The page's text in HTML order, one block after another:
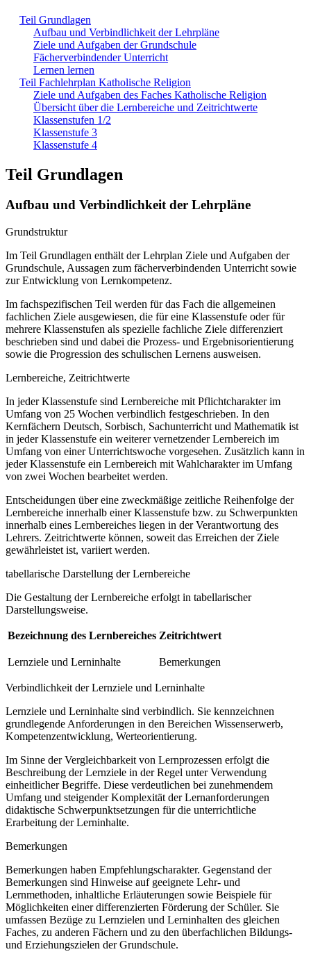
Teil Grundlagen
Aufbau und Verbindlichkeit der Lehrpläne
Ziele und Aufgaben der Grundschule
Fächerverbindender Unterricht
Lernen lernen
Teil Fachlehrplan Katholische Religion
Ziele und Aufgaben des Faches Katholische Religion
Übersicht über die Lernbereiche und Zeitrichtwerte
Klassenstufen 1/2
Klassenstufe 3
Klassenstufe 4
Teil Grundlagen
Aufbau und Verbindlichkeit der Lehrpläne
Grundstruktur
Im Teil Grundlagen enthält der Lehrplan Ziele und Aufgaben der
Grundschule, Aussagen zum fächerverbindenden Unterricht sowie
zur Entwicklung von Lernkompetenz.
Im fachspezifischen Teil werden für das Fach die allgemeinen
fachlichen Ziele ausgewiesen, die für eine Klassenstufe oder für
mehrere Klassenstufen als spezielle fachliche Ziele differenziert
beschrieben sind und dabei die Prozess- und Ergebnisorientierung
sowie die Progression des schulischen Lernens ausweisen.
Lernbereiche, Zeitrichtwerte
In jeder Klassenstufe sind Lernbereiche mit Pflichtcharakter im
Umfang von 25 Wochen verbindlich festgeschrieben. In den
Kernfächern Deutsch, Sorbisch, Sachunterricht und Mathematik ist
in jeder Klassenstufe ein weiterer vernetzender Lernbereich im
Umfang von einer Unterrichtswoche vorgesehen. Zusätzlich kann in
jeder Klassenstufe ein Lernbereich mit Wahlcharakter im Umfang
von zwei Wochen bearbeitet werden.
Entscheidungen über eine zweckmäßige zeitliche Reihenfolge der
Lernbereiche innerhalb einer Klassenstufe bzw. zu Schwerpunkten
innerhalb eines Lernbereiches liegen in der Verantwortung des
Lehrers. Zeitrichtwerte können, soweit das Erreichen der Ziele
gewährleistet ist, variiert werden.
tabellarische Darstellung der Lernbereiche
Die Gestaltung der Lernbereiche erfolgt in tabellarischer
Darstellungsweise.
Bezeichnung des Lernbereiches Zeitrichtwert
Lernziele und Lerninhalte Bemerkungen
Verbindlichkeit der Lernziele und Lerninhalte
Lernziele und Lerninhalte sind verbindlich. Sie kennzeichnen
grundlegende Anforderungen in den Bereichen Wissenserwerb,
Kompetenzentwicklung, Werteorientierung.
Im Sinne der Vergleichbarkeit von Lernprozessen erfolgt die
Beschreibung der Lernziele in der Regel unter Verwendung
einheitlicher Begriffe. Diese verdeutlichen bei zunehmendem
Umfang und steigender Komplexität der Lernanforderungen
didaktische Schwerpunktsetzungen für die unterrichtliche
Erarbeitung der Lerninhalte.
Bemerkungen
Bemerkungen haben Empfehlungscharakter. Gegenstand der
Bemerkungen sind Hinweise auf geeignete Lehr- und
Lernmethoden, inhaltliche Erläuterungen sowie Beispiele für
Möglichkeiten einer differenzierten Förderung der Schüler. Sie
umfassen Bezüge zu Lernzielen und Lerninhalten des gleichen
Faches, zu anderen Fächern und zu den überfachlichen Bildungs-
und Erziehungszielen der Grundschule.